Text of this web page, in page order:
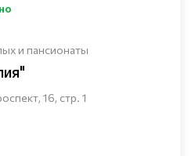
и пансионаты
16, стр. 1